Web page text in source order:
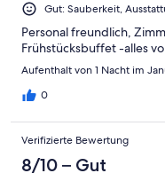
Gut: Sauberkeit,
Personal freundlich,
Frühstücksbuffet -alles
Aufenthalt von 1 Nacht im
0
Verifizierte Bewertung
8/10 – Gut